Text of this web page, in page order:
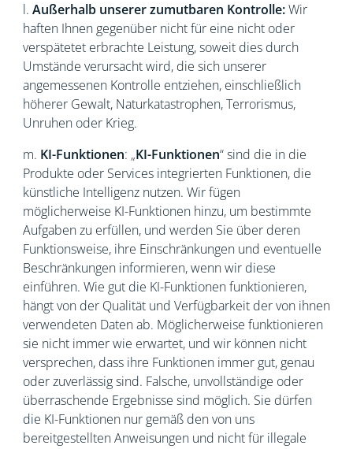
l. Außerhalb unserer zumutbaren Kontrolle:Wir
haften Ihnen gegenüber nicht für eine nicht oder
verspätetet erbrachte Leistung, soweit dies durch
Umstände verursacht wird, die sich unserer
angemessenen Kontrolle entziehen, einschließlich
höherer Gewalt, Naturkatastrophen, Terrorismus,
Unruhen oder Krieg.
m. KI-Funktionen: „KI-Funktionen“ sind die in die
Produkte oder Services integrierten Funktionen, die
künstliche Intelligenz nutzen. Wir fügen
möglicherweise KI-Funktionen hinzu, um bestimmte
Aufgaben zu erfüllen, und werden Sie über deren
Funktionsweise, ihre Einschränkungen und eventuelle
Beschränkungen informieren, wenn wir diese
einführen. Wie gut die KI-Funktionen funktionieren,
hängt von der Qualität und Verfügbarkeit der von ihnen
verwendeten Daten ab. Möglicherweise funktionieren
sie nicht immer wie erwartet, und wir können nicht
versprechen, dass ihre Funktionen immer gut, genau
oder zuverlässig sind. Falsche, unvollständige oder
überraschende Ergebnisse sind möglich. Sie dürfen
die KI-Funktionen nur gemäß den von uns
bereitgestellten Anweisungen und nicht für illegale